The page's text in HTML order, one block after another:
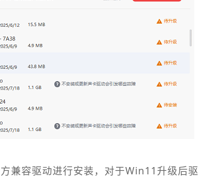
兼容驱动进行安装，对于Win11升级后